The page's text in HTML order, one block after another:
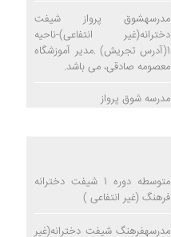
مدرسهشوق پرواز شیفت
دخترانه(غیر انتفاعی)-ناحیه
1(آدرس تجریش) .مدیر آموزشگاه
معصومه صادقی، می باشد.
مدرسه شوق پرواز
متوسطه دوره 1 شیفت دخترانه
فرهنگ (غیر انتفاعی )
مدرسهفرهنگ شیفت دخترانه(غیر